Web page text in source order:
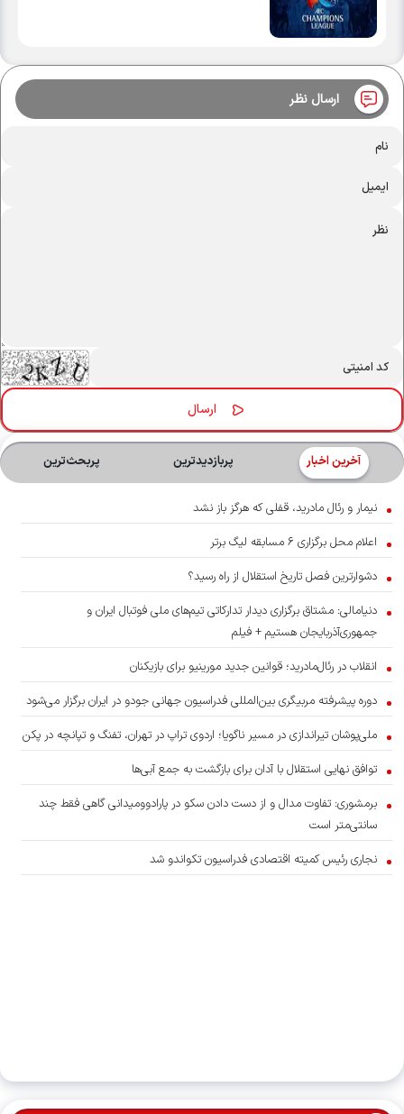
ارسال نظر
آخرین اخبار پربازدیدترین پربحث‌ترین‌
نیمار و رئال مادرید، قفلی که هرگز باز نشد
اعلام محل برگزاری ۶ مسابقه لیگ برتر
دشوارترین فصل تاریخ استقلال از راه رسید؟
دنیامالی: مشتاق برگزاری دیدار تدارکاتی تیم‌های ملی فوتبال ایران و
جمهوری‌آذربایجان هستیم + فیلم
انقلاب در رئال‌مادرید؛ قوانین جدید مورینیو برای بازیکنان
دوره پیشرفته مربیگری بین‌المللی فدراسیون جهانی جودو در ایران برگزار می‌شود
ملی‌پوشان تیراندازی در مسیر ناگویا؛ اردوی تراپ در تهران، تفنگ و تپانچه در پکن
توافق نهایی استقلال با آدان برای بازگشت به جمع آبی‌ها
برمشوری: تفاوت مدال و از دست دادن سکو در پارادوومیدانی گاهی فقط چند
سانتی‌متر است
نجاری رئیس کمیته اقتصادی فدراسیون تکواندو شد